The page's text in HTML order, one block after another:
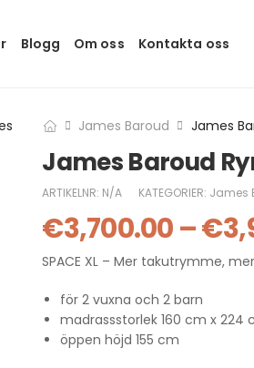
Blogg Om oss Kontakta oss
James Baroud James
James Baroud
ARTIKELNR: N/A KATEGORIER: James
€3,700.00–€
SPACE XL – Mer takutrymme,
för 2 vuxna och 2 barn
madrassstorlek 160 cm x 224
öppen höjd 155 cm